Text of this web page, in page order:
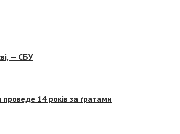
— СБУ
14 років за ґратами